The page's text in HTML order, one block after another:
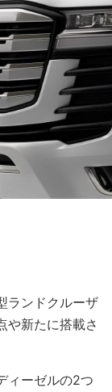
ランドクルーザ
や新たに搭載さ
ィーゼルの2つ